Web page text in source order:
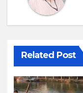
Related Post